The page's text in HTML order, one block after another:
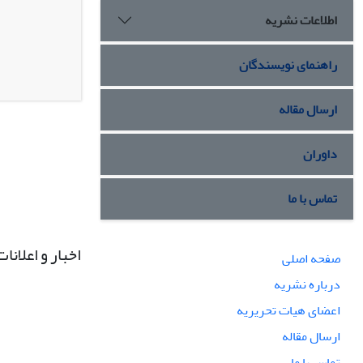
اطلاعات نشریه
راهنمای نویسندگان
ارسال مقاله
داوران
تماس با ما
صفحه اصلی
درباره نشریه
اعضای هیات تحریریه
ارسال مقاله
اخبار و